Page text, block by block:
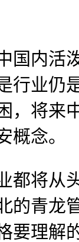
国内活
行业仍
，将来
概念。
将从头
的青龙
要理解